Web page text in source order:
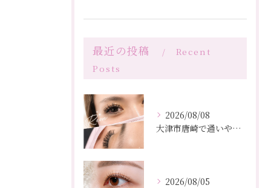
最近の投稿
Recent
Posts
2026/08/08
大津市唐崎で通いやすいマツエクサロンです(^^)
2026/08/05